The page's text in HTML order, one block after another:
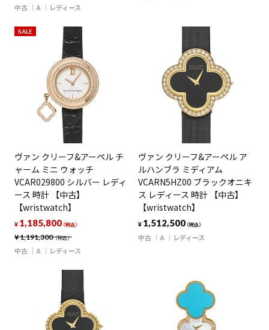
中古 A レディース
SALE
ヴァン クリーフ&アーペル チ
ャーム ミニ ウォッチ
VCAR029800 シルバー レディ
ース 時計 【中古】
【wristwatch】
¥1,191,300（税込）
¥ 1,185,800（税込）
中古 A レディース
ヴァン クリーフ&アーペル ア
ルハンブラ ミディアム
VCARN5HZ00 ブラックオニキ
ス レディース 時計 【中古】
【wristwatch】
¥ 1,512,500（税込）
中古 A レディース